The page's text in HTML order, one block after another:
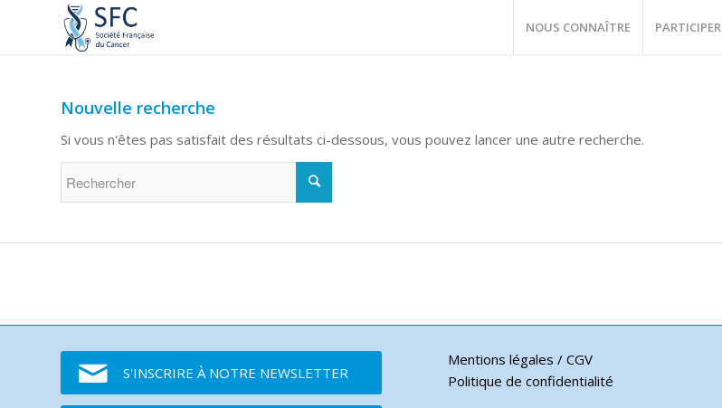
NOUS CONNAÎTRE PARTICIPER
Nouvelle recherche
Si vous n'êtes pas satisfait des résultats ci-dessous, vous pouvez lancer une autre recherche.
S'INSCRIRE À NOTRE NEWSLETTER
Mentions légales / CGV
Politique de confidentialité